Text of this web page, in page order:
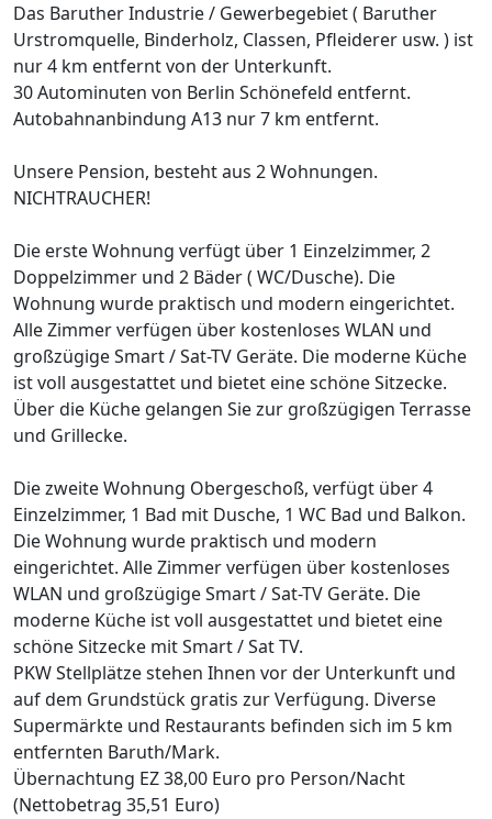
Das Baruther Industrie / Gewerbegebiet ( Baruther
Urstromquelle, Binderholz, Classen, Pfleiderer usw. ) ist
nur 4 km entfernt von der Unterkunft.
30 Autominuten von Berlin Schönefeld entfernt.
Autobahnanbindung A13 nur 7 km entfernt.
Unsere Pension, besteht aus 2 Wohnungen.
NICHTRAUCHER!
Die erste Wohnung verfügt über 1 Einzelzimmer, 2
Doppelzimmer und 2 Bäder ( WC/Dusche). Die
Wohnung wurde praktisch und modern eingerichtet.
Alle Zimmer verfügen über kostenloses WLAN und
großzügige Smart / Sat-TV Geräte. Die moderne Küche
ist voll ausgestattet und bietet eine schöne Sitzecke.
Über die Küche gelangen Sie zur großzügigen Terrasse
und Grillecke.
Die zweite Wohnung Obergeschoß, verfügt über 4
Einzelzimmer, 1 Bad mit Dusche, 1 WC Bad und Balkon.
Die Wohnung wurde praktisch und modern
eingerichtet. Alle Zimmer verfügen über kostenloses
WLAN und großzügige Smart / Sat-TV Geräte. Die
moderne Küche ist voll ausgestattet und bietet eine
schöne Sitzecke mit Smart / Sat TV.
PKW Stellplätze stehen Ihnen vor der Unterkunft und
auf dem Grundstück gratis zur Verfügung. Diverse
Supermärkte und Restaurants befinden sich im 5 km
entfernten Baruth/Mark.
Übernachtung EZ 38,00 Euro pro Person/Nacht
(Nettobetrag 35,51 Euro)